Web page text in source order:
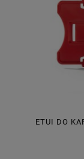
ETUI DO